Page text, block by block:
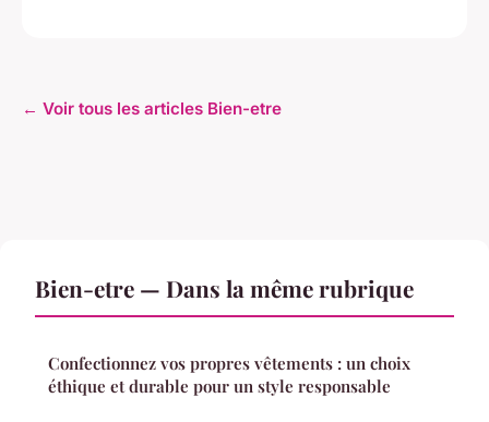
← Voir tous les articles Bien-etre
Bien-etre — Dans la même rubrique
Confectionnez vos propres vêtements : un choix
éthique et durable pour un style responsable